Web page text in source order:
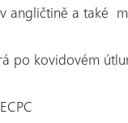
angličtině a také
po kovidovém